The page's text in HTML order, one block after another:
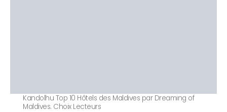
Kandolhu Top 10 Hôtels des Maldives par Dreaming of
Maldives. Choix Lecteurs